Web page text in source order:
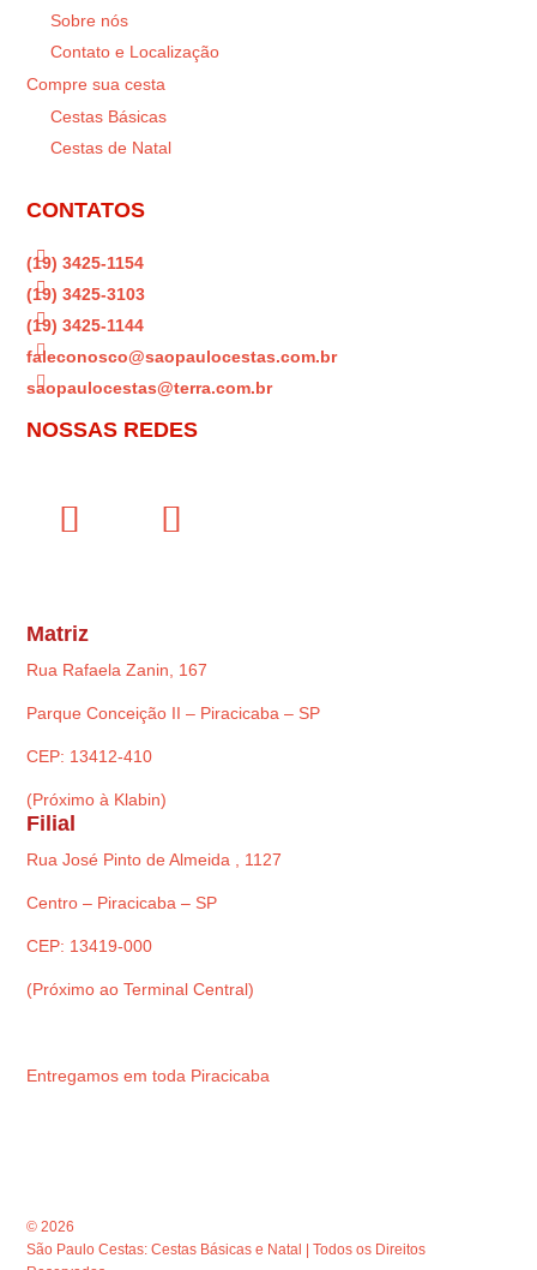
Sobre nós
Contato e Localização
Compre sua cesta
Cestas Básicas
Cestas de Natal
CONTATOS

(19) 3425-1154

(19) 3425-3103

(19) 3425-1144

faleconosco@saopaulocestas.com.br

saopaulocestas@terra.com.br
NOSSAS REDES
Matriz
Rua Rafaela Zanin, 167
Parque Conceição II – Piracicaba – SP
CEP: 13412-410
(Próximo à Klabin)
Filial
Rua José Pinto de Almeida , 1127
Centro – Piracicaba – SP
CEP: 13419-000
(Próximo ao Terminal Central)
Entregamos em toda Piracicaba
© 2026
São Paulo Cestas: Cestas Básicas e Natal | Todos os Direitos